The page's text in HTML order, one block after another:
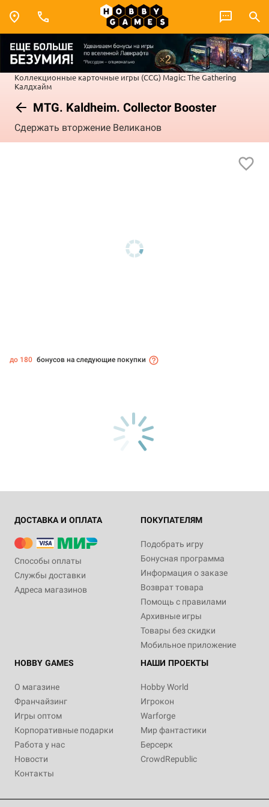
Коллекционные карточные игры (CCG) Magic: The Gathering
Калдхайм
MTG. Kaldheim. Collector Booster
Сдержать вторжение Великанов
до 180 бонусов на следующие покупки
ДОСТАВКА И ОПЛАТА
Способы оплаты
Службы доставки
Адреса магазинов
ПОКУПАТЕЛЯМ
Подобрать игру
Бонусная программа
Информация о заказе
Возврат товара
Помощь с правилами
Архивные игры
Товары без скидки
Мобильное приложение
HOBBY GAMES
О магазине
Франчайзинг
Игры оптом
Корпоративные подарки
Работа у нас
Новости
Контакты
НАШИ ПРОЕКТЫ
Hobby World
Игрокон
Warforge
Мир фантастики
Берсерк
CrowdRepublic